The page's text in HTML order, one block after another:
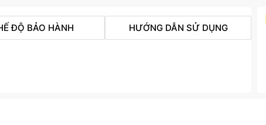
ĐỘ BẢO HÀNH HƯỚNG DẪN SỬ DỤNG